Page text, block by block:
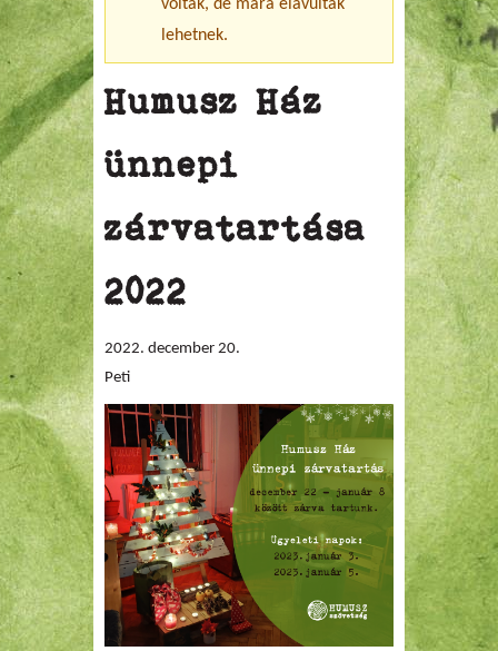
voltak, de mára elavultak
lehetnek.
Humusz Ház
ünnepi
zárvatartása
2022
2022. december 20.
Peti